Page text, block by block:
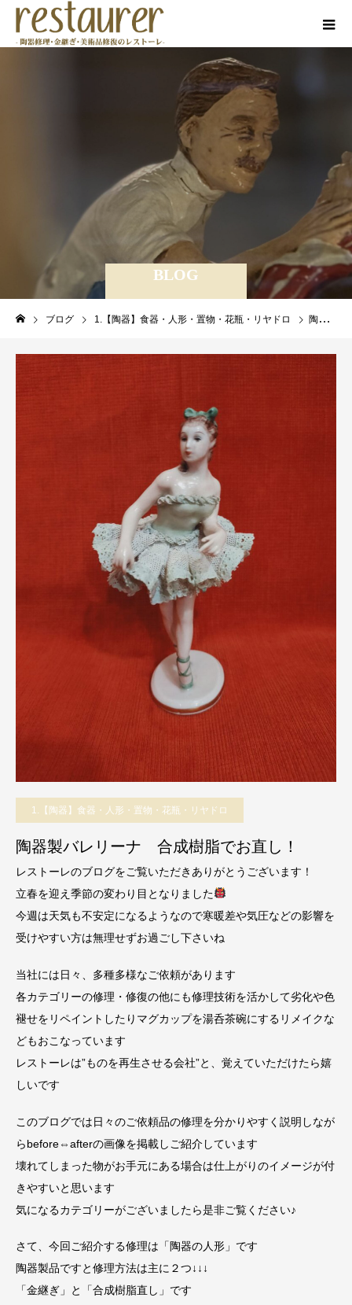
BLOG
ブログ 1.【陶器】食器・人形・置物・花瓶・リヤドロ 陶器製バレリーナ 合成樹脂でお直し！
1.【陶器】食器・人形・置物・花瓶・リヤドロ
陶器製バレリーナ 合成樹脂でお直し！
レストーレのブログをご覧いただきありがとうございます！
立春を迎え季節の変わり目となりました
今週は天気も不安定になるようなので寒暖差や気圧などの影響を
受けやすい方は無理せずお過ごし下さいね
当社には日々、多種多様なご依頼があります
各カテゴリーの修理・修復の他にも修理技術を活かして劣化や色
褪せをリペイントしたりマグカップを湯呑茶碗にするリメイクな
どもおこなっています
レストーレは”ものを再生させる会社”と、覚えていただけたら嬉
しいです
このブログでは日々のご依頼品の修理を分かりやすく説明しなが
らbefore⇔afterの画像を掲載しご紹介しています
壊れてしまった物がお手元にある場合は仕上がりのイメージが付
きやすいと思います
気になるカテゴリーがございましたら是非ご覧ください♪
さて、今回ご紹介する修理は「陶器の人形」です
陶器製品ですと修理方法は主に２つ↓↓↓
「金継ぎ」と「合成樹脂直し」です